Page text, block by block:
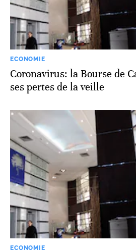
ECONOMIE
Coronavirus: la Bourse de
ses pertes de la veille
ECONOMIE